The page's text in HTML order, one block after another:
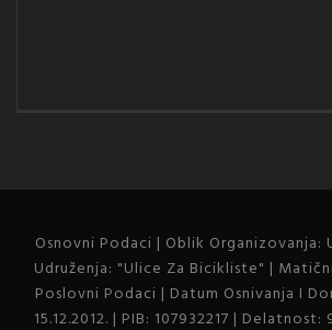
Osnovni Podaci | Oblik Organizovanja:
Udruženja: "Ulice Za Bicikliste" |
Poslovni Podaci | Datum Osnivanja I
15.12.2012. | PIB: 107932217 |